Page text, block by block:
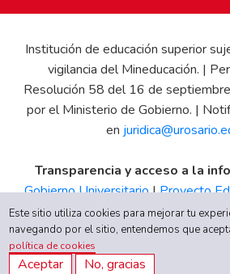
Institución de educación superior
vigilancia del Mineducación. |
Resolución 58 del 16 de
por el Ministerio de Gobierno. |
en
Transparencia y acceso a la
Gobierno Universitario|Proyecto
|Informe de Gestión|Boletín
Tributario|Estados Financieros|
de Integridad UR
Este sitio utiliza cookies para mejorar tu
navegando por el sitio, entendemos que
política de cookies
Aceptar No, gracias